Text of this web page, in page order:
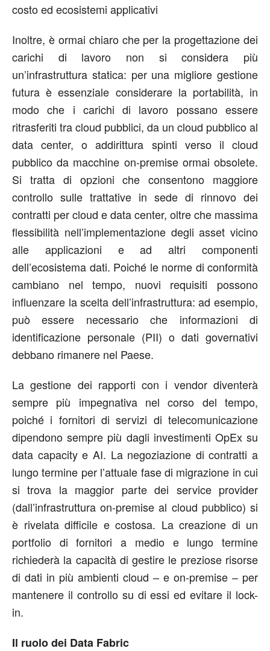
costo ed ecosistemi applicativi
Inoltre, è ormai chiaro che per la progettazione dei
carichi di lavoro non si considera più
un’infrastruttura statica: per una migliore gestione
futura è essenziale considerare la portabilità, in
modo che i carichi di lavoro possano essere
ritrasferiti tra cloud pubblici, da un cloud pubblico al
data center, o addirittura spinti verso il cloud
pubblico da macchine on-premise ormai obsolete.
Si tratta di opzioni che consentono maggiore
controllo sulle trattative in sede di rinnovo dei
contratti per cloud e data center, oltre che massima
flessibilità nell’implementazione degli asset vicino
alle applicazioni e ad altri componenti
dell’ecosistema dati. Poiché le norme di conformità
cambiano nel tempo, nuovi requisiti possono
influenzare la scelta dell’infrastruttura: ad esempio,
può essere necessario che informazioni di
identificazione personale (PII) o dati governativi
debbano rimanere nel Paese.
La gestione dei rapporti con i vendor diventerà
sempre più impegnativa nel corso del tempo,
poiché i fornitori di servizi di telecomunicazione
dipendono sempre più dagli investimenti OpEx su
data capacity e AI. La negoziazione di contratti a
lungo termine per l’attuale fase di migrazione in cui
si trova la maggior parte dei service provider
(dall’infrastruttura on-premise al cloud pubblico) si
è rivelata difficile e costosa. La creazione di un
portfolio di fornitori a medio e lungo termine
richiederà la capacità di gestire le preziose risorse
di dati in più ambienti cloud – e on-premise – per
mantenere il controllo su di essi ed evitare il lock-
in.
Il ruolo dei Data Fabric